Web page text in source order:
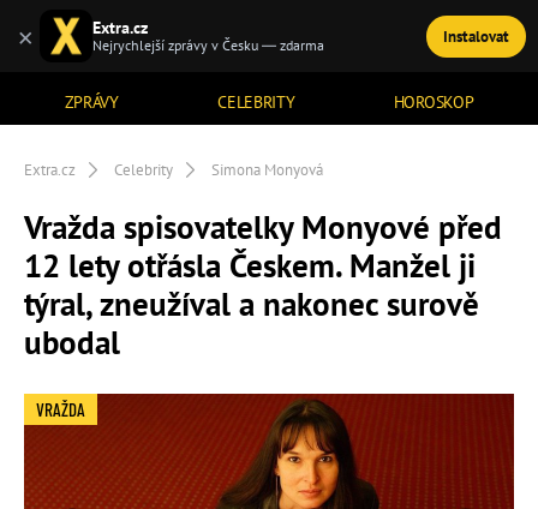
ZPRÁVY CELEBRITY HOROSKOP
TÉMATA
Extra.cz Celebrity Simona Monyová
Vražda spisovatelky Monyové před
12 lety otřásla Českem. Manžel ji
týral, zneužíval a nakonec surově
ubodal
VRAŽDA
× Extra.cz
Nejrychlejší zprávy v Česku — zdarma Instalovat